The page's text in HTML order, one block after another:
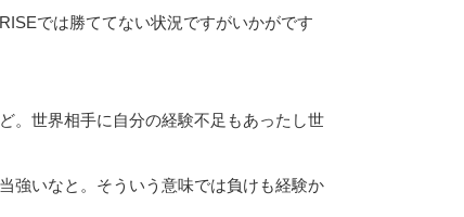
では勝ててない状況ですがいかがです
。世界相手に自分の経験不足もあったし世
強いなと。そういう意味では負けも経験か